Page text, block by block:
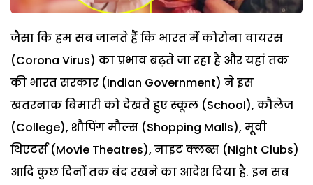
जैसा कि हम सब जानते हैं कि भारत में कोरोना वायरस
(Corona Virus) का प्रभाव बढ़ते जा रहा है और यहां तक
की भारत सरकार (Indian Government) ने इस
खतरनाक बिमारी को देखते हुए स्कूल (School), कौलेज
(College), शौपिंग मौल्स (Shopping Malls), मूवी
थिएटर्स (Movie Theatres), नाइट क्लब्स (Night Clubs)
आदि कुछ दिनों तक बंद रखने का आदेश दिया है. इन सब